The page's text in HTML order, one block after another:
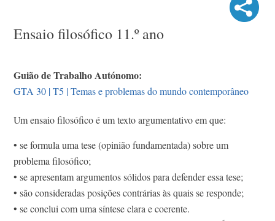
Ensaio filosófico 11.º ano
Guião de Trabalho Autónomo:
GTA 30 | T5 | Temas e problemas do mundo contemporâneo
Um ensaio filosófico é um texto argumentativo em que:
• se formula uma tese (opinião fundamentada) sobre um
problema filosófico;
• se apresentam argumentos sólidos para defender essa tese;
• são consideradas posições contrárias às quais se responde;
• se conclui com uma síntese clara e coerente.